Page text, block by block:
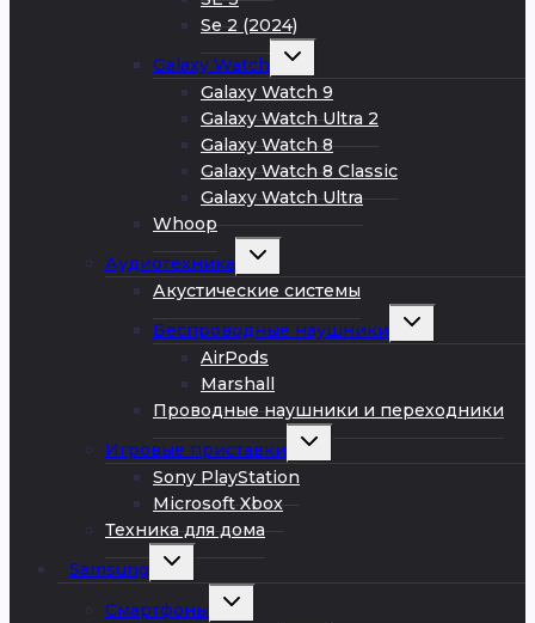
Se 2 (2024)
Galaxy Watch
Развернуть
дочернее
меню
Galaxy Watch 9
Galaxy Watch Ultra 2
Galaxy Watch 8
Galaxy Watch 8 Classic
Galaxy Watch Ultra
Whoop
Аудиотехника
Развернуть
дочернее
меню
Акустические системы
Беспроводные наушники
Развернуть
дочернее
AirPods
Marshall
Проводные наушники и переходники
Игровые приставки
Развернуть
дочернее
меню
Sony PlayStation
Microsoft Xbox
Техника для дома
Samsung
Развернуть
дочернее
Смартфоны
Развернуть
дочернее